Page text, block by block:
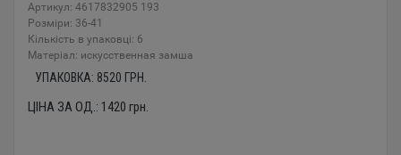
Артикул: 4617832905 193
Розміри: 36-41
Кількість в упаковці: 6
Mатеріал: искусственная замша
УПАКОВКА: 8520 ГРН.
ЦІНА ЗА ОД.: 1420 грн.